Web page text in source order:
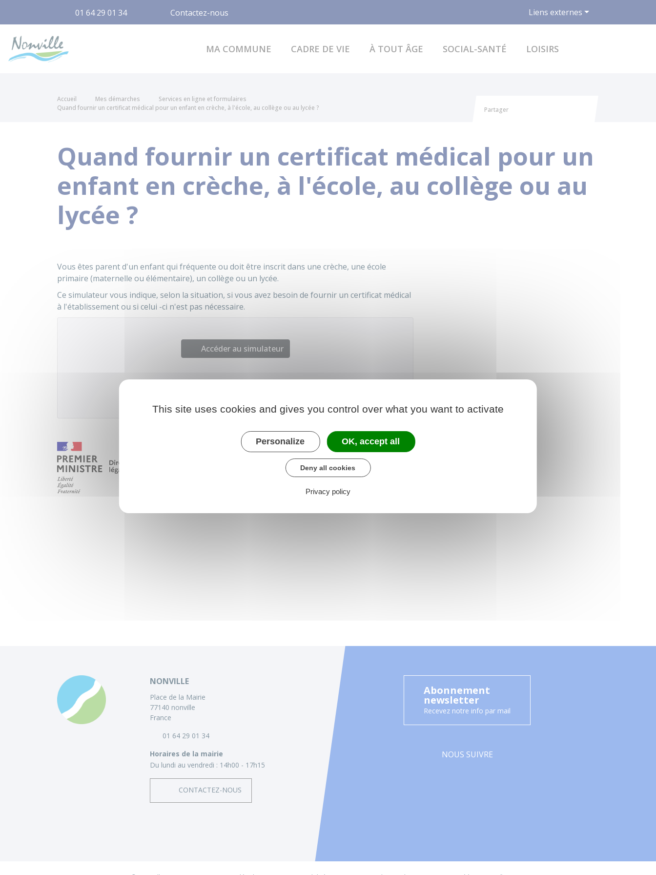
01 64 29 01 34 Contactez-nous Liens externes
MA COMMUNE CADRE DE VIE À TOUT ÂGE SOCIAL-SANTÉ LOISIRS
Accueil Mes démarches
Services en ligne et formulaires
Quand fournir un certificat médical pour un enfant en crèche, à l'école, au collège ou au lycée ?
Partager
Quand fournir un certificat médical pour un
enfant en crèche, à l'école, au collège ou au
lycée ?
Vous êtes parent d'un enfant qui fréquente ou doit être inscrit dans une crèche, une école
primaire (maternelle ou élémentaire), un collège ou un lycée.
Ce simulateur vous indique, selon la situation, si vous avez besoin de fournir un certificat médical
à l'établissement ou si celui -ci n'est pas nécessaire.
Accéder au simulateur
Direction de l'information légale et administrative (Dila) - Premier ministre
NONVILLE
Place de la Mairie
77140 nonville
France
01 64 29 01 34
Horaires de la mairie
Du lundi au vendredi : 14h00 - 17h15
CONTACTEZ-NOUS
Abonnement
newsletter
Recevez notre info par mail
NOUS SUIVRE
This site uses cookies and gives you control over what you want to activate
Personalize OK, accept all
Deny all cookies
Privacy policy